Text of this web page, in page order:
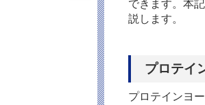
できます。本
説します。
プロテイ
プロテインヨ